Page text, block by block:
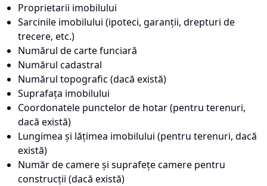
Proprietarii imobilului
Sarcinile imobilului (ipoteci, garanții, drepturi de
trecere, etc.)
Numărul de carte funciară
Numărul cadastral
Numărul topografic (dacă există)
Suprafața imobilului
Coordonatele punctelor de hotar (pentru terenuri,
dacă există)
Lungimea și lățimea imobilului (pentru terenuri, dacă
există)
Număr de camere și suprafețe camere pentru
construcții (dacă există)